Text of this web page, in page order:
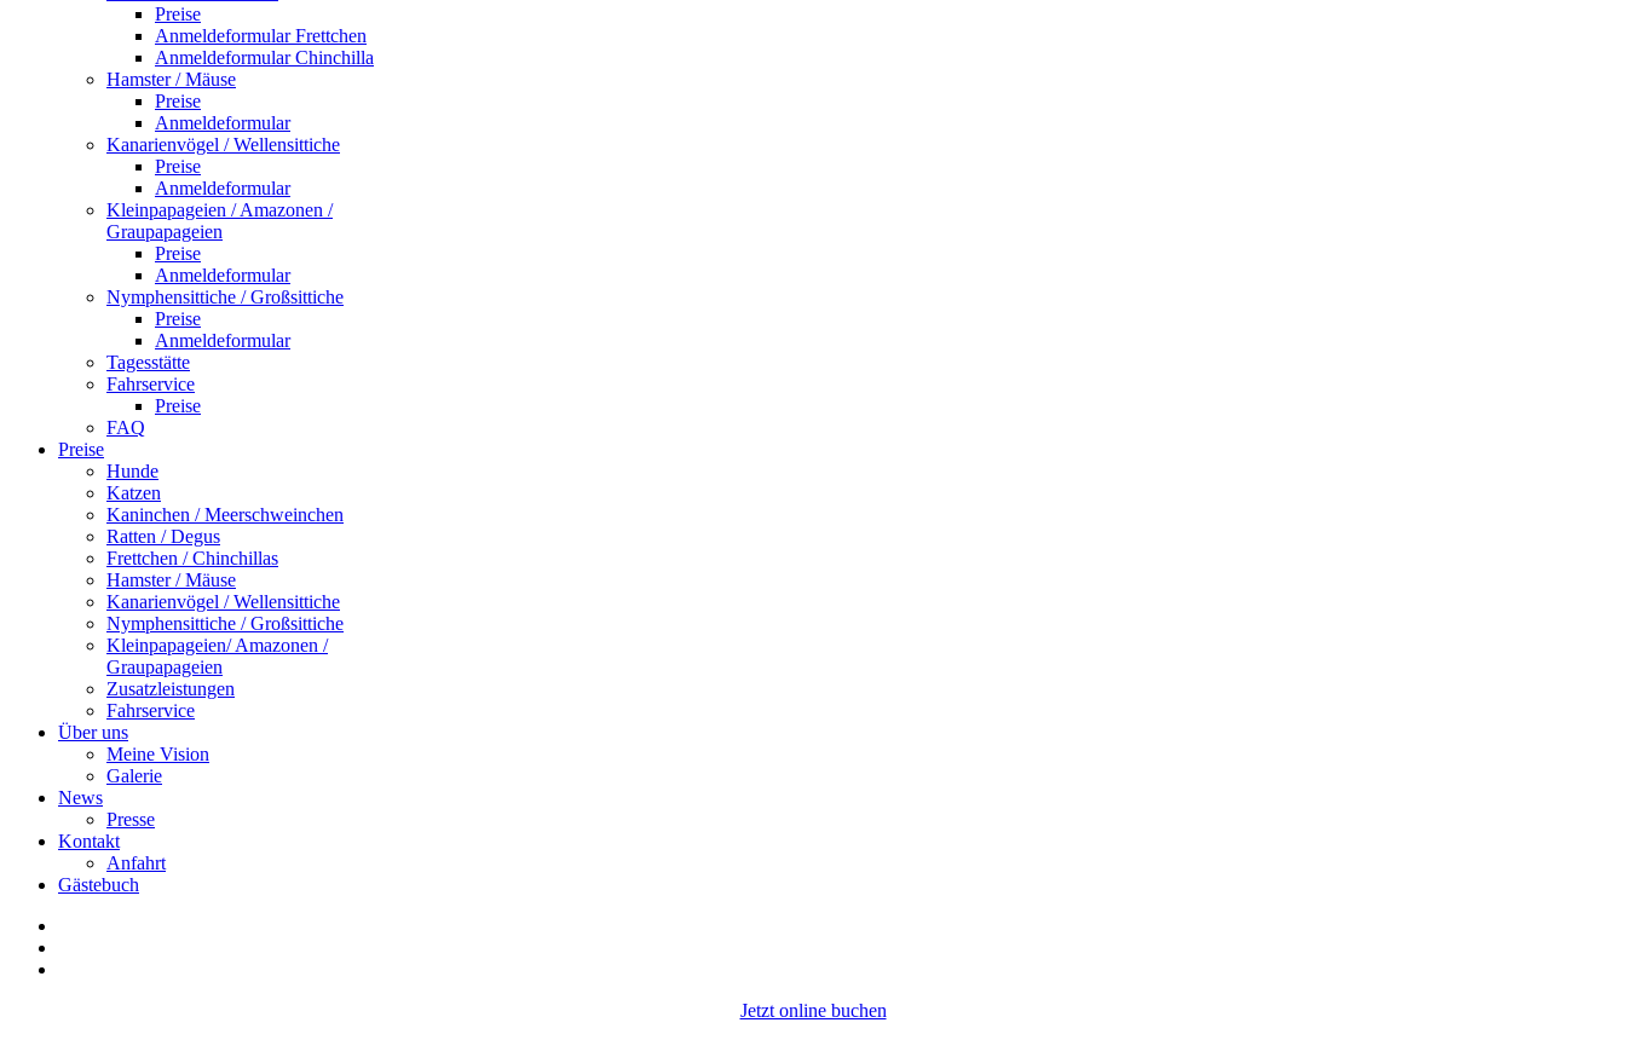
Preise
Anmeldeformular Frettchen
Anmeldeformular Chinchilla
Hamster / Mäuse
Preise
Anmeldeformular
Kanarienvögel / Wellensittiche
Preise
Anmeldeformular
Kleinpapageien / Amazonen /
Graupapageien
Preise
Anmeldeformular
Nymphensittiche / Großsittiche
Preise
Anmeldeformular
Tagesstätte
Fahrservice
Preise
FAQ
Preise
Hunde
Katzen
Kaninchen / Meerschweinchen
Ratten / Degus
Frettchen / Chinchillas
Hamster / Mäuse
Kanarienvögel / Wellensittiche
Nymphensittiche / Großsittiche
Kleinpapageien/ Amazonen /
Graupapageien
Zusatzleistungen
Fahrservice
Über uns
Meine Vision
Galerie
News
Presse
Kontakt
Anfahrt
Gästebuch
Jetzt online buchen